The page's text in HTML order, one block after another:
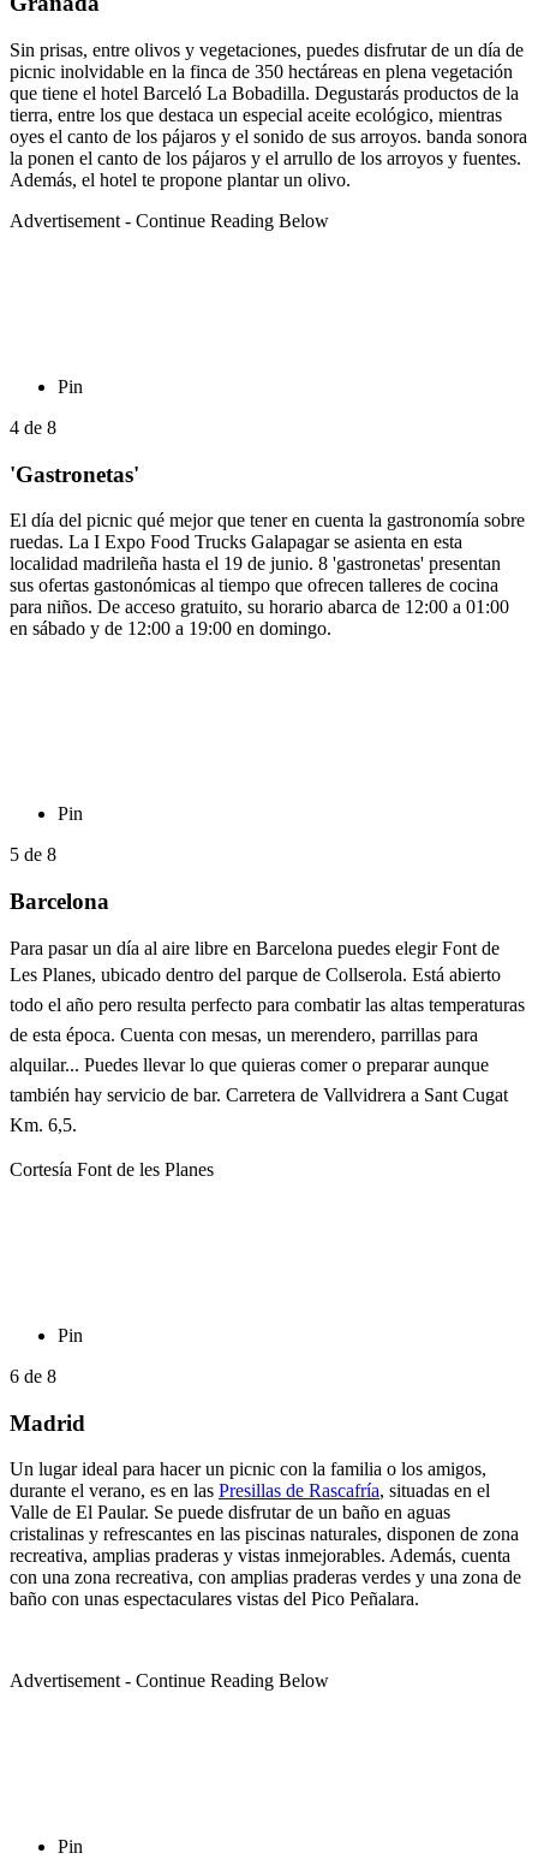
Sin prisas, entre olivos y vegetaciones, puedes disfrutar de un día de
picnic inolvidable en la finca de 350 hectáreas en plena vegetación
que tiene el hotel Barceló La Bobadilla. Degustarás productos de la
tierra, entre los que destaca un especial aceite ecológico, mientras
oyes el canto de los pájaros y el sonido de sus arroyos. banda sonora
la ponen el canto de los pájaros y el arrullo de los arroyos y fuentes.
Además, el hotel te propone plantar un olivo.
Advertisement - Continue Reading Below
Pin
4 de 8
'Gastronetas'
El día del picnic qué mejor que tener en cuenta la gastronomía sobre
ruedas. La I Expo Food Trucks Galapagar se asienta en esta
localidad madrileña hasta el 19 de junio. 8 'gastronetas' presentan
sus ofertas gastonómicas al tiempo que ofrecen talleres de cocina
para niños. De acceso gratuito, su horario abarca de 12:00 a 01:00
en sábado y de 12:00 a 19:00 en domingo.
Pin
5 de 8
Barcelona
Para pasar un día al aire libre en Barcelona puedes elegir Font de
Les Planes, ubicado dentro del parque de Collserola. Está abierto
todo el año pero resulta perfecto para combatir las altas temperaturas
de esta época. Cuenta con mesas, un merendero, parrillas para
alquilar... Puedes llevar lo que quieras comer o preparar aunque
también hay servicio de bar. Carretera de Vallvidrera a Sant Cugat
Km. 6,5.
Cortesía Font de les Planes
Pin
6 de 8
Madrid
Un lugar ideal para hacer un picnic con la familia o los amigos,
durante el verano, es en las Presillas de Rascafría, situadas en el
Valle de El Paular. Se puede disfrutar de un baño en aguas
cristalinas y refrescantes en las piscinas naturales, disponen de zona
recreativa, amplias praderas y vistas inmejorables. Además, cuenta
con una zona recreativa, con amplias praderas verdes y una zona de
baño con unas espectaculares vistas del Pico Peñalara.
Advertisement - Continue Reading Below
Pin